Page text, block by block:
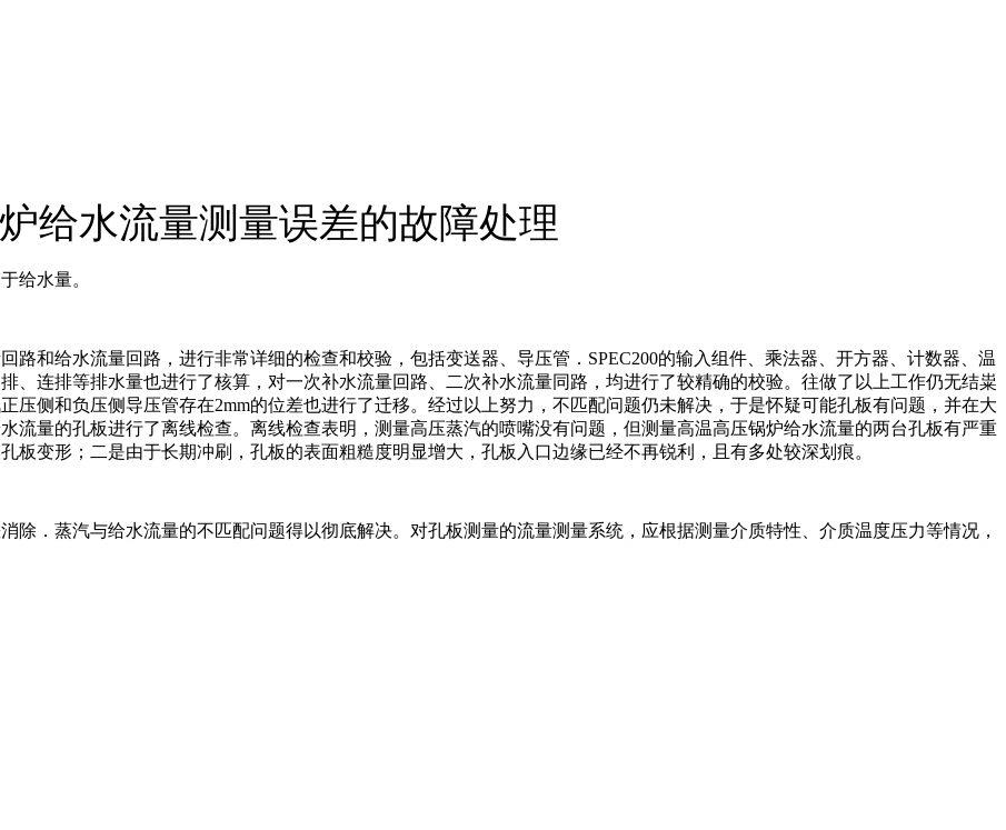
给水流量测量误差的故障处理
给水量。
路和给水流量回路，进行非常详细的检查和校验，包括变送器、导压管．SPEC200的输入组件、乘法器、开方器、计数器、温
、连排等排水量也进行了核算，对一次补水流量回路、二次补水流量同路，均进行了较精确的校验。往做了以上工作仍无结粜
压侧和负压侧导压管存在2mm的位差也进行了迁移。经过以上努力，不匹配问题仍未解决，于是怀疑可能孔板有问题，并在大
流量的孔板进行了离线检查。离线检查表明，测量高压蒸汽的喷嘴没有问题，但测量高温高压锅炉给水流量的两台孔板有严重
板变形；二是由于长期冲刷，孔板的表面粗糙度明显增大，孔板入口边缘已经不再锐利，且有多处较深划痕。
除．蒸汽与给水流量的不匹配问题得以彻底解决。对孔板测量的流量测量系统，应根据测量介质特性、介质温度压力等情况，